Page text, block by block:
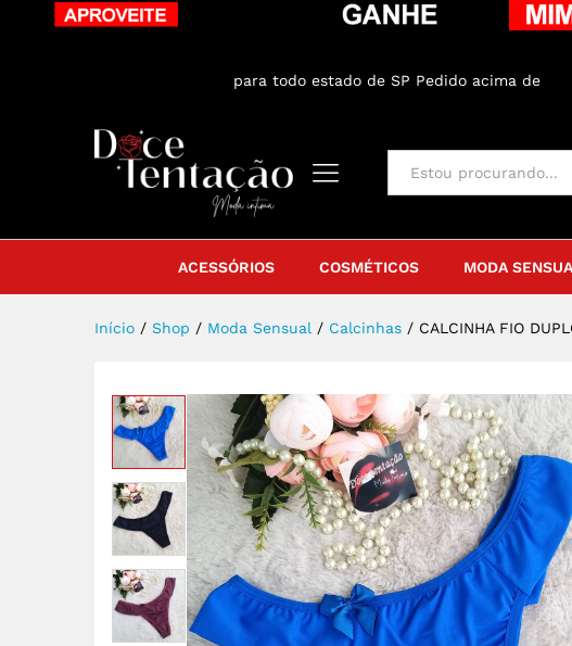
para todo estado de SP Pedido acima de
ACESSÓRIOS COSMÉTICOS MODA
Início / Shop / Moda Sensual / Calcinhas / CALCINHA FIO
Sobre o produto Avaliações (0)